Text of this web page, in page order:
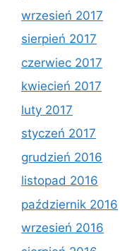
wrzesień 2017
sierpień 2017
czerwiec 2017
kwiecień 2017
luty 2017
styczeń 2017
grudzień 2016
listopad 2016
październik 2016
wrzesień 2016